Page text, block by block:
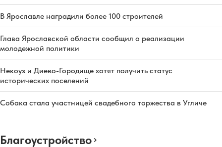
В Ярославле наградили более 100 строителей
Глава Ярославской области сообщил о реализации
молодежной политики
Некоуз и Диево-Городище хотят получить статус
исторических поселений
Собака стала участницей свадебного торжества в Угличе
Благоустройство